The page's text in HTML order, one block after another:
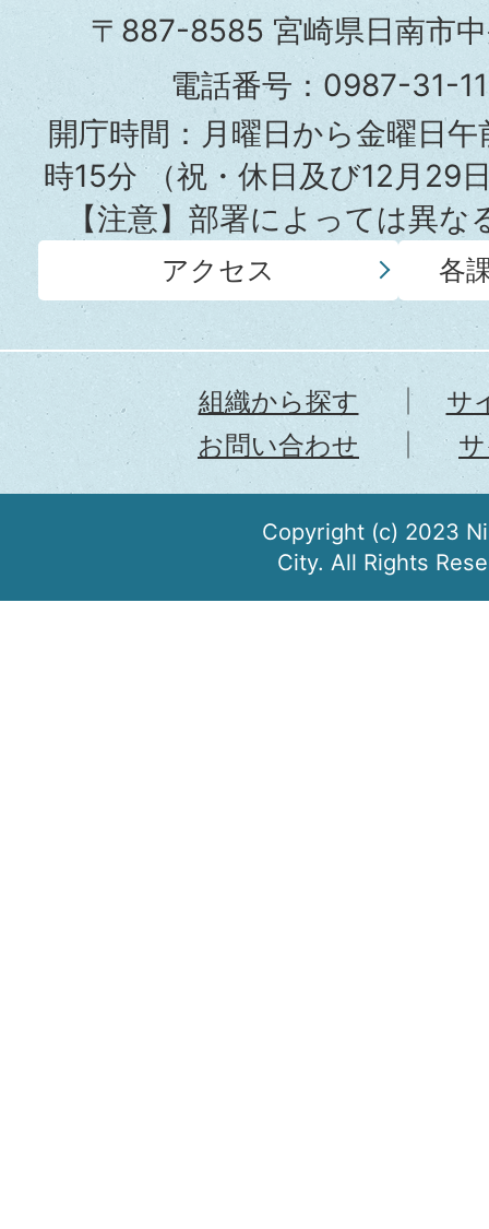
市
役
所
〒887-8585 宮崎県日南市
電話番号：0987-31-
開庁時間：月曜日から金曜日
時15分（祝・休日及び12月29
【注意】部署によっては異
アクセス 各
組織から探す
サ
お問い合わせ
Copyright (c) 2023
City. All Rights